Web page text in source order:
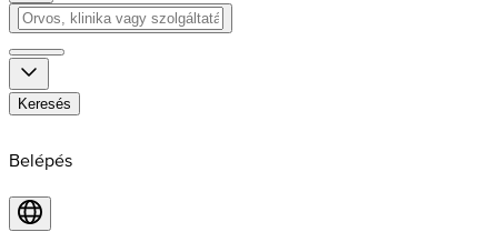
Keresés
Belépés